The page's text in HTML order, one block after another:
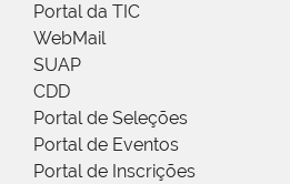
Portal da TIC
WebMail
SUAP
CDD
Portal de Seleções
Portal de Eventos
Portal de Inscrições